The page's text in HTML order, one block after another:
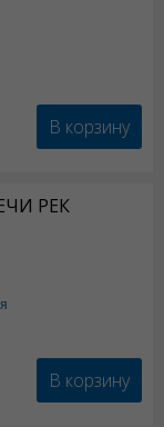
В корзину
РЕК
В корзину